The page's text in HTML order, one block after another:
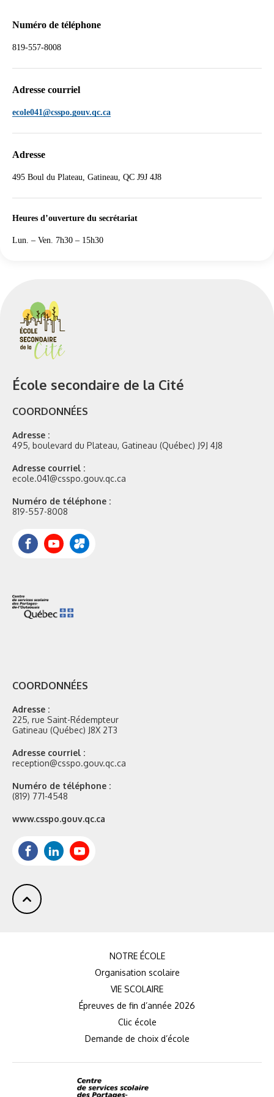
Numéro de téléphone
819-557-8008
Adresse courriel
ecole041@csspo.gouv.qc.ca
Adresse
495 Boul du Plateau, Gatineau, QC J9J 4J8
Heures d’ouverture du secrétariat
Lun. – Ven. 7h30 – 15h30
École secondaire de la Cité
COORDONNÉES
Adresse :
495, boulevard du Plateau, Gatineau (Québec) J9J 4J8
Adresse courriel :
ecole.041@csspo.gouv.qc.ca
Numéro de téléphone :
819-557-8008
FacebookYouTube
Portail
Mozaik
COORDONNÉES
Adresse :
225, rue Saint-Rédempteur
Gatineau (Québec) J8X 2T3
Adresse courriel :
reception@csspo.gouv.qc.ca
Numéro de téléphone :
(819) 771-4548
Site
www.csspo.gouv.qc.ca
FacebookLinkedInYoutube
NOTRE ÉCOLE
Organisation scolaire
VIE SCOLAIRE
Épreuves de fin d’année 2026
Clic école
Demande de choix d’école